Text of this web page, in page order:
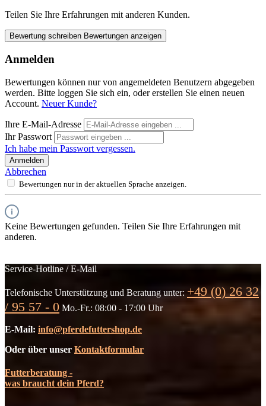
Teilen Sie Ihre Erfahrungen mit anderen Kunden.
Bewertung schreiben Bewertungen anzeigen
Anmelden
Bewertungen können nur von angemeldeten Benutzern abgegeben
werden. Bitte loggen Sie sich ein, oder erstellen Sie einen neuen
Account. Neuer Kunde?
Ihre E-Mail-Adresse
Ihr Passwort
Ich habe mein Passwort vergessen.
Anmelden
Abbrechen
Bewertungen nur in der aktuellen Sprache anzeigen.
Keine Bewertungen gefunden. Teilen Sie Ihre Erfahrungen mit
anderen.
Service-Hotline / E-Mail
Telefonische Unterstützung und Beratung unter: +49 (0) 26 32
/ 95 57 - 0 Mo.-Fr.: 08:00 - 17:00 Uhr
E-Mail: info@pferdefuttershop.de
Oder über unser Kontaktformular
Futterberatung -
was braucht dein Pferd?